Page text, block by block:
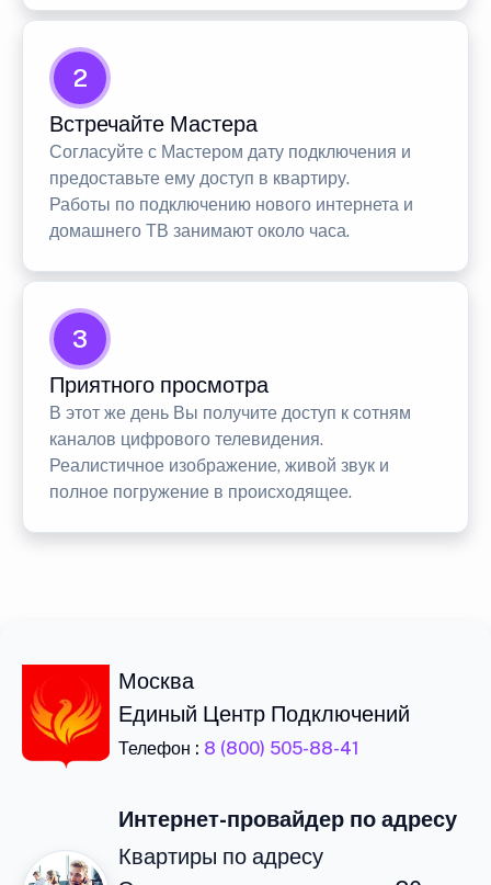
2
Встречайте Мастера
Согласуйте с Мастером дату подключения и
предоставьте ему доступ в квартиру.
Работы по подключению нового интернета и
домашнего ТВ занимают около часа.
3
Приятного просмотра
В этот же день Вы получите доступ к сотням
каналов цифрового телевидения.
Реалистичное изображение, живой звук и
полное погружение в происходящее.
Москва
Единый Центр Подключений
Телефон : 8 (800) 505-88-41
Интернет-провайдер по адресу
Квартиры по адресу